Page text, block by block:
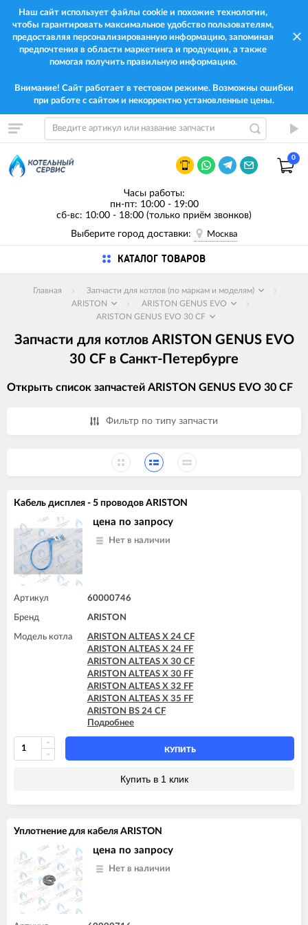
Наш сайт использует файлы cookie и похожие технологии,
чтобы гарантировать максимальное удобство пользователям,
предоставляя персонализированную информацию, запоминая
предпочтения в области маркетинга и продукции, а также
помогая получить правильную информацию.
Внимание! Сайт работает в тестовом режиме. Возможны ошибки
при работе с сайтом и некорректно установленные цены.
0
Часы работы:
пн-пт: 10:00 - 19:00
сб-вс: 10:00 - 18:00 (только приём звонков)
Выберите город доставки:
Москва
КАТАЛОГ ТОВАРОВ
Главная
Запчасти для котлов (по маркам и моделям)
ARISTON
ARISTON GENUS EVO
ARISTON GENUS EVO 30 CF
Запчасти для котлов ARISTON GENUS EVO
30 CF в Санкт-Петербурге
Открыть список запчастей ARISTON GENUS EVO 30 CF
Фильтр по типу запчасти
Кабель дисплея - 5 проводов ARISTON
цена по запросу
Нет в наличии
Артикул 60000746
Бренд ARISTON
Модель котла
ARISTON ALTEAS X 24 CF
ARISTON ALTEAS X 24 FF
ARISTON ALTEAS X 30 CF
ARISTON ALTEAS X 30 FF
ARISTON ALTEAS X 32 FF
ARISTON ALTEAS X 35 FF
ARISTON BS 24 CF
ARISTON BS 24 FF
ARISTON BS II 15 FF
ARISTON BS II 24 CF
ARISTON BS II 24 CF-EU
ARISTON CLAS 24 CF
ARISTON CLAS EVO 24 CF-EU
ARISTON CLAS EVO 24 FF
ARISTON CLAS EVO 28 CF
ARISTON CLAS EVO SYSTEM 28 CF
Подробнее
КУПИТЬ
Купить в 1 клик
Уплотнение для кабеля ARISTON
цена по запросу
Нет в наличии